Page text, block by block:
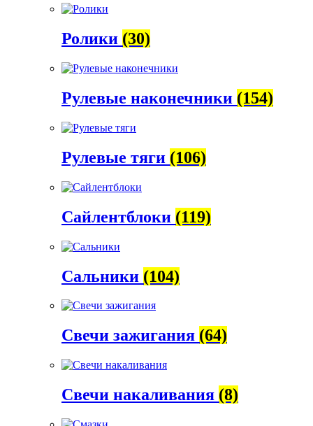
Ролики (30)
Рулевые наконечники (154)
Рулевые тяги (106)
Сайлентблоки (119)
Сальники (104)
Свечи зажигания (64)
Свечи накаливания (8)